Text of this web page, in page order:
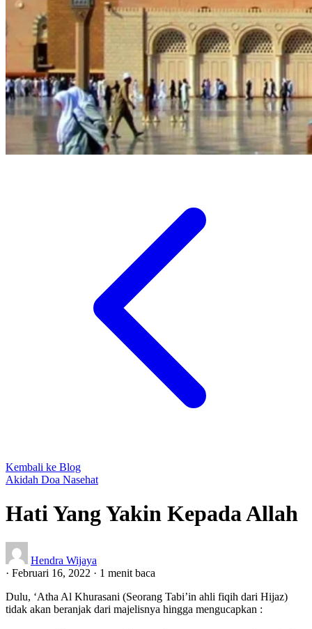
Kembali ke Blog
Akidah Doa Nasehat
Hati Yang Yakin Kepada Allah
Hendra Wijaya
· Februari 16, 2022 · 1 menit baca
Dulu, ‘Atha Al Khurasani (Seorang Tabi’in ahli fiqih dari Hijaz)
tidak akan beranjak dari majelisnya hingga mengucapkan :